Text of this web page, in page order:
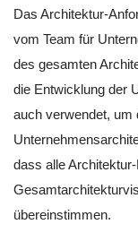
Das Architektur-
vom Team für
des gesamten
die Entwicklung der
auch verwendet, um
dass alle
übereinstimmen.